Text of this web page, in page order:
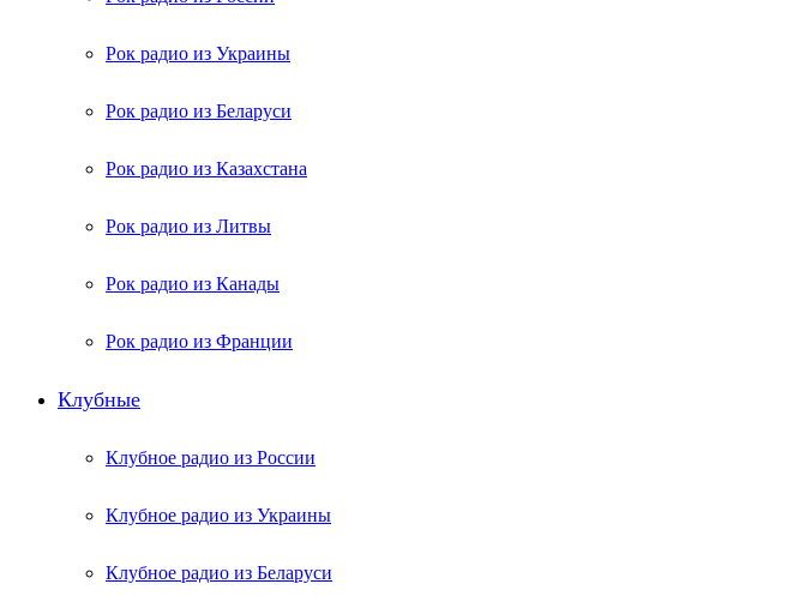
Рок радио из Украины
Рок радио из Беларуси
Рок радио из Казахстана
Рок радио из Литвы
Рок радио из Канады
Рок радио из Франции
Клубные
Клубное радио из России
Клубное радио из Украины
Клубное радио из Беларуси